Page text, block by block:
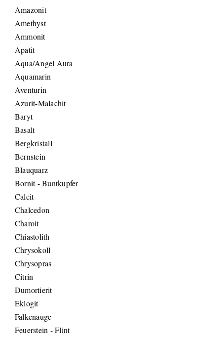
Amazonit
Amethyst
Ammonit
Apatit
Aqua/Angel Aura
Aquamarin
Aventurin
Azurit-Malachit
Baryt
Basalt
Bergkristall
Bernstein
Blauquarz
Bornit - Buntkupfer
Calcit
Chalcedon
Charoit
Chiastolith
Chrysokoll
Chrysopras
Citrin
Dumortierit
Eklogit
Falkenauge
Feuerstein - Flint